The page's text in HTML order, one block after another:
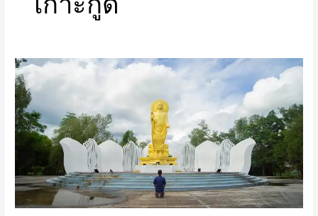
พุทธ
มณฑล
ตราด
ที่
เที่ยว
ตราด
รูป
สวย
มาก